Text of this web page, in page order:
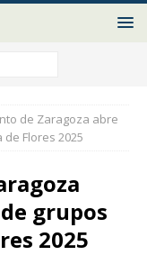
de Zaragoza abre
Flores 2025
grupos
2025